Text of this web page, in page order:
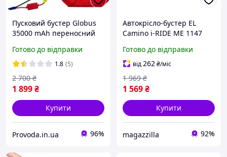
Пусковий бустер Globus
35000 mAh переносний
авто, Power Bank, ліхтар,
USB-заряджання
Готово до відправки
1.8 (5)
1 899₴
2 700 ₴
Купити
Provoda.in.ua 96%
Автокрісло-бустер EL
Camino i-RIDE ME 1147
ISOFIX, 125 150 см, для
дітей 22 36 кг, з
підсклянником
Готово до відправки
від262₴/міс
1 569₴
1 969 ₴
Купити
magazzilla 92%